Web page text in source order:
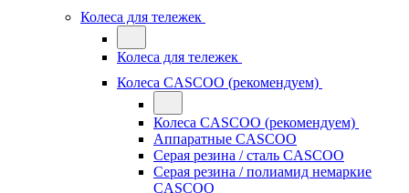
Колеса для тележек
Колеса для тележек
Колеса CASCOO (рекомендуем)
Колеса CASCOO (рекомендуем)
Аппаратные CASCOO
Серая резина / сталь CASCOO
Серая резина / полиамид немаркие
CASCOO